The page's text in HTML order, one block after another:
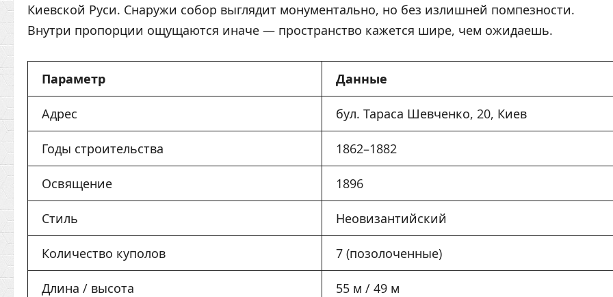
Киевской Руси. Снаружи собор выглядит монументально, но без излишней помпезности.
Внутри пропорции ощущаются иначе — пространство кажется шире, чем ожидаешь.
Параметр Данные
Адрес бул. Тараса Шевченко, 20, Киев
Годы строительства 1862–1882
Освящение 1896
Стиль Неовизантийский
Количество куполов 7 (позолоченные)
Длина / высота 55 м / 49 м